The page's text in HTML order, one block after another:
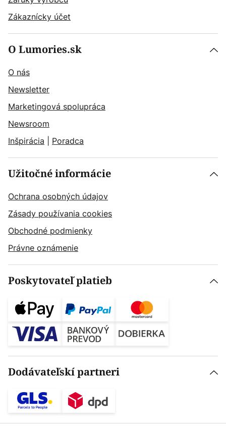
Zákaznícky účet
O Lumories.sk
O nás
Newsletter
Marketingová spolupráca
Newsroom
Inšpirácia
Poradca
Užitočné informácie
Ochrana osobných údajov
Zásady používania cookies
Obchodné podmienky
Právne oznámenie
Poskytovateľ platieb
Dodávateľskí partneri